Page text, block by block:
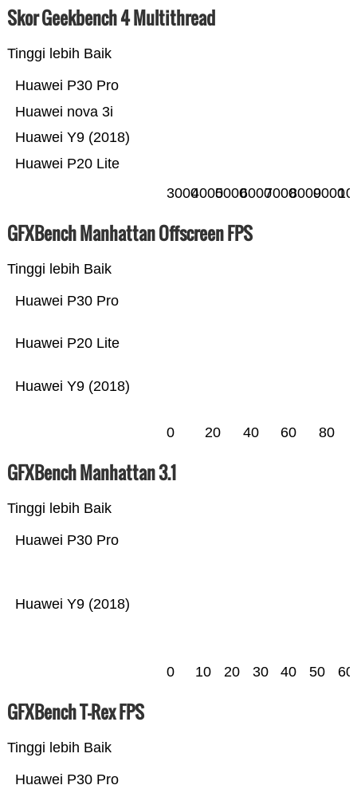
Skor Geekbench 4 Multithread
Tinggi lebih Baik
Huawei P20 Lite
Huawei Y9 (2018)
Huawei nova 3i
Huawei P30 Pro
3000400050006000700080009000
GFXBench Manhattan Offscreen FPS
Tinggi lebih Baik
Huawei Y9 (2018)
Huawei P20 Lite
Huawei P30 Pro
0 20 40 60 80
GFXBench Manhattan 3.1
Tinggi lebih Baik
Huawei Y9 (2018)
Huawei P30 Pro
0 10 20 30 40 50 60
GFXBench T-Rex FPS
Tinggi lebih Baik
Huawei P30 Pro